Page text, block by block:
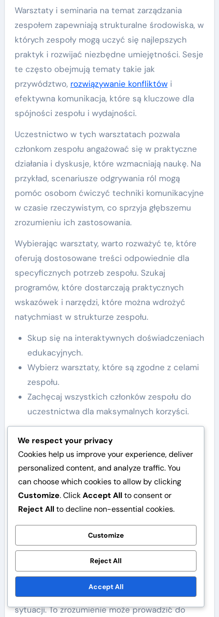
Warsztaty i seminaria na temat zarządzania
zespołem zapewniają strukturalne środowiska, w
których zespoły mogą uczyć się najlepszych
praktyk i rozwijać niezbędne umiejętności. Sesje
te często obejmują tematy takie jak
przywództwo, rozwiązywanie konfliktówi
efektywna komunikacja, które są kluczowe dla
spójności zespołu i wydajności.
Uczestnictwo w tych warsztatach pozwala
członkom zespołu angażować się w praktyczne
działania i dyskusje, które wzmacniają naukę. Na
przykład, scenariusze odgrywania ról mogą
pomóc osobom ćwiczyć techniki komunikacyjne
w czasie rzeczywistym, co sprzyja głębszemu
zrozumieniu ich zastosowania.
Wybierając warsztaty, warto rozważyć te, które
oferują dostosowane treści odpowiednie dla
specyficznych potrzeb zespołu. Szukaj
programów, które dostarczają praktycznych
wskazówek i narzędzi, które można wdrożyć
natychmiast w strukturze zespołu.
Skup się na interaktywnych doświadczeniach
edukacyjnych.
Wybierz warsztaty, które są zgodne z celami
zespołu.
Zachęcaj wszystkich członków zespołu do
uczestnictwa dla maksymalnych korzyści.
Seminaria dotyczące
standardów komunikacji
Seminaria dotyczące standardów komunikacji
mają na celu ustalenie jasnych wytycznych
dotyczących interakcji członków zespołu. Te
seminaria podkreślają znaczenie klarowności,
szacunku i reaktywności w komunikacji, co może
znacząco poprawić dynamikę zespołu.
Podczas tych seminariów zespoły mogą uczyć
się o różnych stylach komunikacji i jak
dostosować swoje podejście do różnych
sytuacji. To zrozumienie może prowadzić do
We respect your privacy
Cookies help us improve your experience, deliver
personalized content, and analyze traffic. You
can choose which cookies to allow by clicking
Customize. ClickAccept Allto consent or
Reject Allto decline non-essential cookies.
Customize
Reject All
Accept All